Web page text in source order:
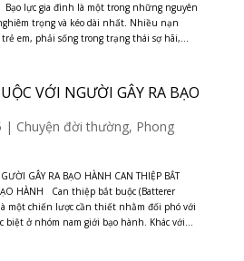
Bạo lực gia đình là một trong những nguyên
trọng và kéo dài nhất. Nhiều nạn
em, phải sống trong trạng thái sợ hãi,...
VỚI NGƯỜI GÂY RA BẠO
| Chuyện đời thường, Phong
GÂY RA BẠO HÀNH CAN THIỆP BẮT
HÀNH Can thiệp bắt buộc (Batterer
một chiến lược cần thiết nhằm đối phó với
biệt ở nhóm nam giới bạo hành. Khác với...